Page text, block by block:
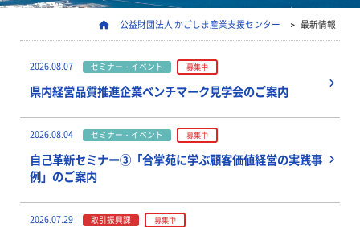
公益財団法人 かごしま産業支援センター > 最新情報
2026.08.07 セミナー・イベント 募集中
県内経営品質推進企業ベンチマーク見学会のご案内
2026.08.04 セミナー・イベント 募集中
自己革新セミナー③「合掌苑に学ぶ顧客価値経営の実践事
例」のご案内
2026.07.29 取引振興課 募集中